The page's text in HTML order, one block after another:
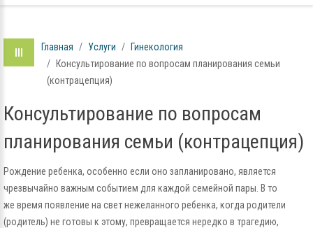
Главная Услуги
Гинекология
Консультирование по вопросам планирования семьи
(контрацепция)
Консультирование по вопросам
планирования семьи (контрацепция)
Рождение ребенка, особенно если оно запланировано, является
чрезвычайно важным событием для каждой семейной пары. В то
же время появление на свет нежеланного ребенка, когда родители
(родитель) не готовы к этому, превращается нередко в трагедию,